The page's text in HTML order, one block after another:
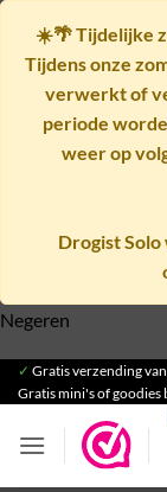
☀️🌴Tijdelijke
Tijdens onze
verwerkt of
periode
weer op
Drogist
Negeren
Ga
naar
✓ Gratis verzending
Gratis mini's of goodies